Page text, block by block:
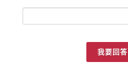
我要回答